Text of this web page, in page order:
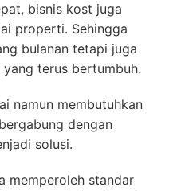
bisnis kost juga
properti. Sehingga
bulanan tetapi juga
terus bertumbuh.
namun membutuhkan
dengan
solusi.
memperoleh standar